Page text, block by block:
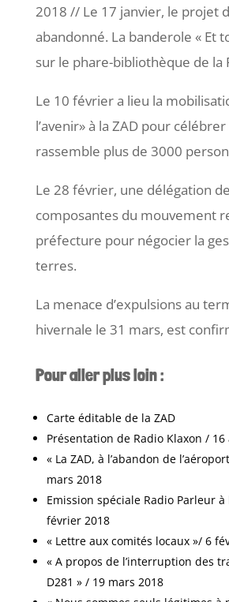
2018 // Le 17 janvier, le projet
abandonné. La banderole « Et
sur le phare-bibliothèque de la
Le 10 février a lieu la
l’avenir» à la ZAD pour
rassemble plus de 3000
Le 28 février, une délégation
composantes du mouvement
préfecture pour négocier la
terres.
La menace d’expulsions au
hivernale le 31 mars, est
Pour aller plus loin :
Carte éditable de la ZAD
Présentation de Radio Klaxon / 16
« La ZAD, à l’abandon de
mars 2018
Emission spéciale Radio Parleur à
février 2018
« Lettre aux comités locaux »/ 6
« A propos de l’interruption des
D281 » / 19 mars 2018